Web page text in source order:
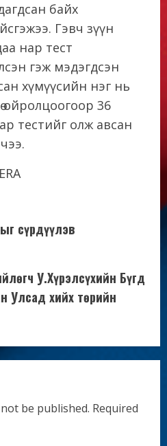
байх
Гэвч зүүн
нар тест
гэж мэдэгдсэн
хүмүүсийн нэг нь
ойролцоогоор 36
тестийг олж авсан
сүрдүүлэв
У.Хүрэлсүхийн Бүгд
Улсад хийх төрийн
be published. Required